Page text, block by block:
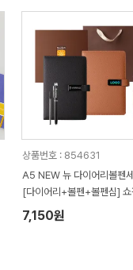
상품번호 : 854631
A5 NEW 뉴 다이어리볼펜
[다이어리+볼펜+볼펜심] 쇼
포함 기프트 세트
7,150원